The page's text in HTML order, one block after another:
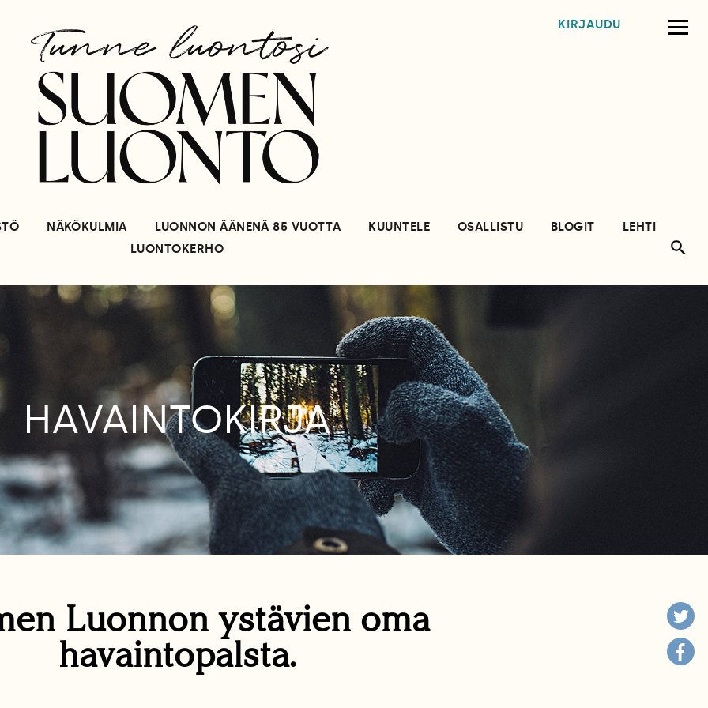
KIRJAUDU
NÄKÖKULMIA LUONNON ÄÄNENÄ 85 VUOTTA KUUNTELE OSALLISTU BLOGIT
LEHTI
LUONTOKERHO
HAVAINTOKIRJA
Luonnon ystävien oma
havaintopalsta.